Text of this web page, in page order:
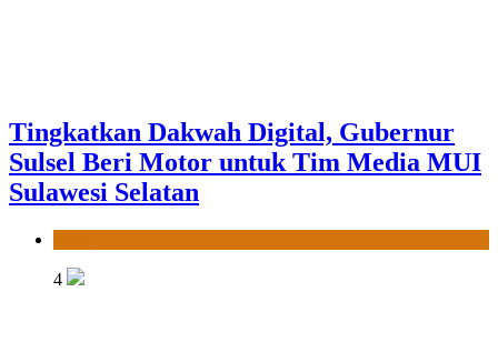
Tingkatkan Dakwah Digital, Gubernur
Sulsel Beri Motor untuk Tim Media MUI
Sulawesi Selatan
4